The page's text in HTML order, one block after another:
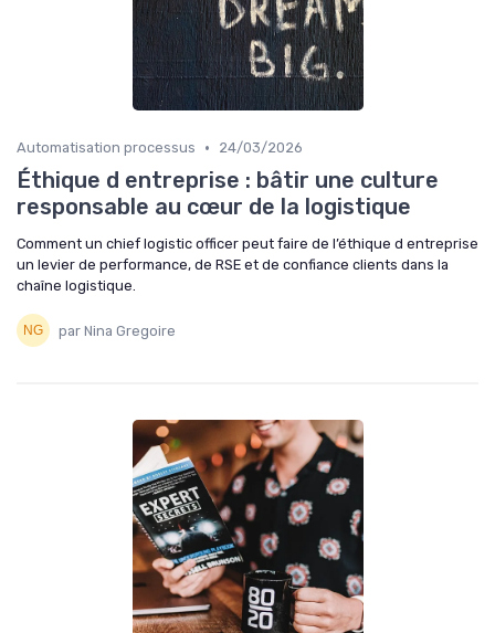
Automatisation processus • 24/03/2026
Éthique d entreprise : bâtir une culture
responsable au cœur de la logistique
Comment un chief logistic officer peut faire de l’éthique d entreprise
un levier de performance, de RSE et de confiance clients dans la
chaîne logistique.
par Nina Gregoire